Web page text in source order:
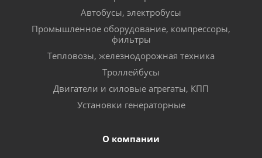
Автобусы, электробусы
Промышленное оборудование, компрессоры,
фильтры
Тепловозы, железнодорожная техника
Троллейбусы
Двигатели и силовые агрегаты, КПП
Установки генераторные
О компании